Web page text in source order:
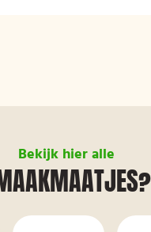
Bekijk hier alle